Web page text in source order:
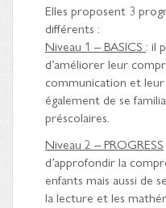
Elles proposent 3
différents :
Niveau 1 – BASICS : il
d’améliorer leur
communication et
également de se
préscolaires.
Niveau 2 – PROGRESS
d’approfondir la
enfants mais aussi de
la lecture et les